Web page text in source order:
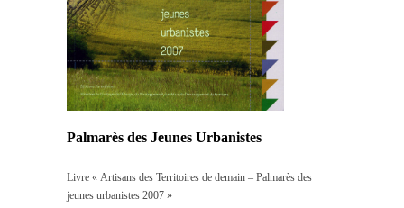
Palmarès des Jeunes Urbanistes
Livre « Artisans des Territoires de demain – Palmarès des
jeunes urbanistes 2007 »